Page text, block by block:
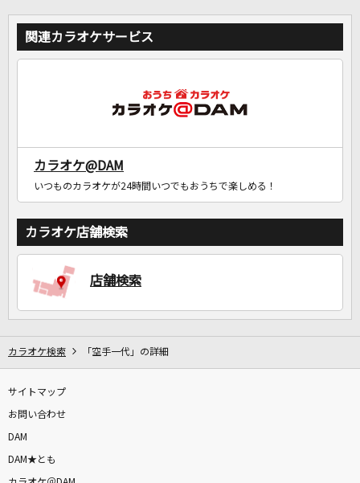
関連カラオケサービス
カラオケ@DAM
いつものカラオケが24時間いつでもおうちで楽しめる！
カラオケ店舗検索
店舗検索
カラオケ検索 「空手一代」の詳細
サイトマップ
お問い合わせ
DAM
DAM★とも